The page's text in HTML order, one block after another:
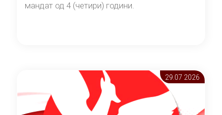
мандат од 4 (четири) години.
29.07 2026